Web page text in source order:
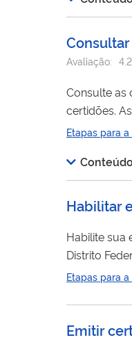
Avaliação: 4.2
Consulte as
certidões. As certidões emitidas em conjunto pela Receita Federal (RFB) e pela Procuradoria Geral da Fazenda Nacional (PGFN),
são prova
Etapas para
Habilitar
Habilite sua
Distrito Federal ou Municípios. Os créditos serão
Etapas para
Emitir